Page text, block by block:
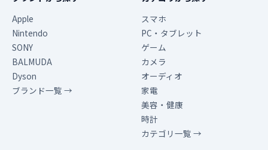
Apple
Nintendo
SONY
BALMUDA
Dyson
ブランド一覧 →
スマホ
PC・タブレット
ゲーム
カメラ
オーディオ
家電
美容・健康
時計
カテゴリ一覧 →